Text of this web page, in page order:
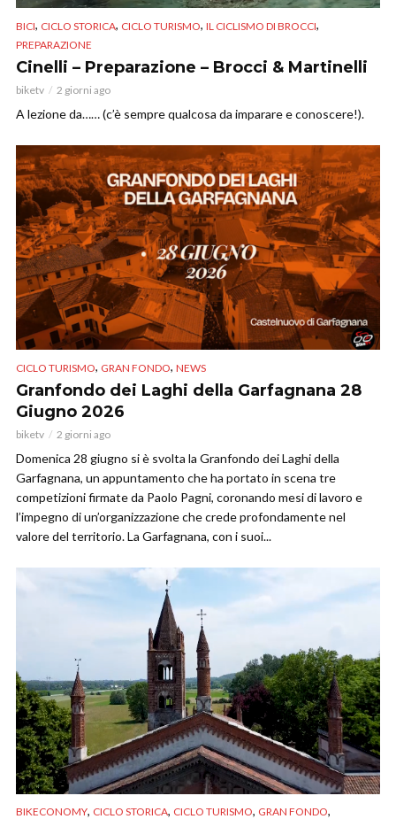
BICI, CICLO STORICA, CICLO TURISMO, IL CICLISMO DI BROCCI,
PREPARAZIONE
Cinelli – Preparazione – Brocci & Martinelli
biketv 2 giorni ago
A lezione da…… (c’è sempre qualcosa da imparare e conoscere!).
CICLO TURISMO, GRAN FONDO, NEWS
Granfondo dei Laghi della Garfagnana 28
Giugno 2026
biketv 2 giorni ago
Domenica 28 giugno si è svolta la Granfondo dei Laghi della
Garfagnana, un appuntamento che ha portato in scena tre
competizioni firmate da Paolo Pagni, coronando mesi di lavoro e
l’impegno di un’organizzazione che crede profondamente nel
valore del territorio. La Garfagnana, con i suoi...
BIKECONOMY, CICLO STORICA, CICLO TURISMO, GRAN FONDO,